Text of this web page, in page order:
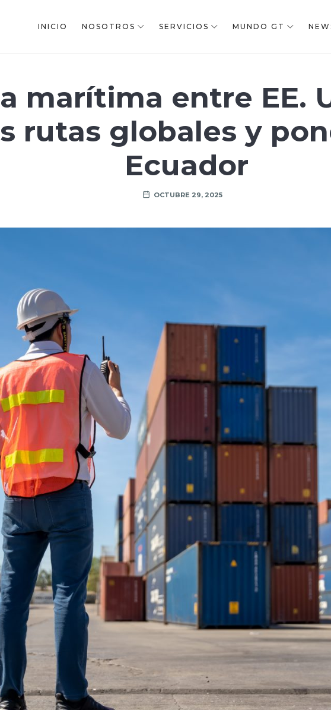
INICIO NOSOTROS SERVICIOS MUNDO GT
marítima entre EE.
rutas globales y
Ecuador
OCTUBRE 29, 2025